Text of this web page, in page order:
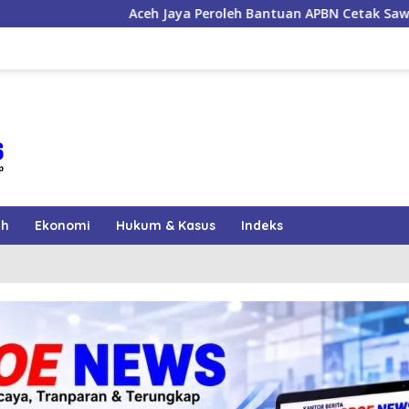
Aceh Jaya Peroleh Bantuan APBN Cetak Sawah Baru
Ekonomi Hukum & Kasus Indeks